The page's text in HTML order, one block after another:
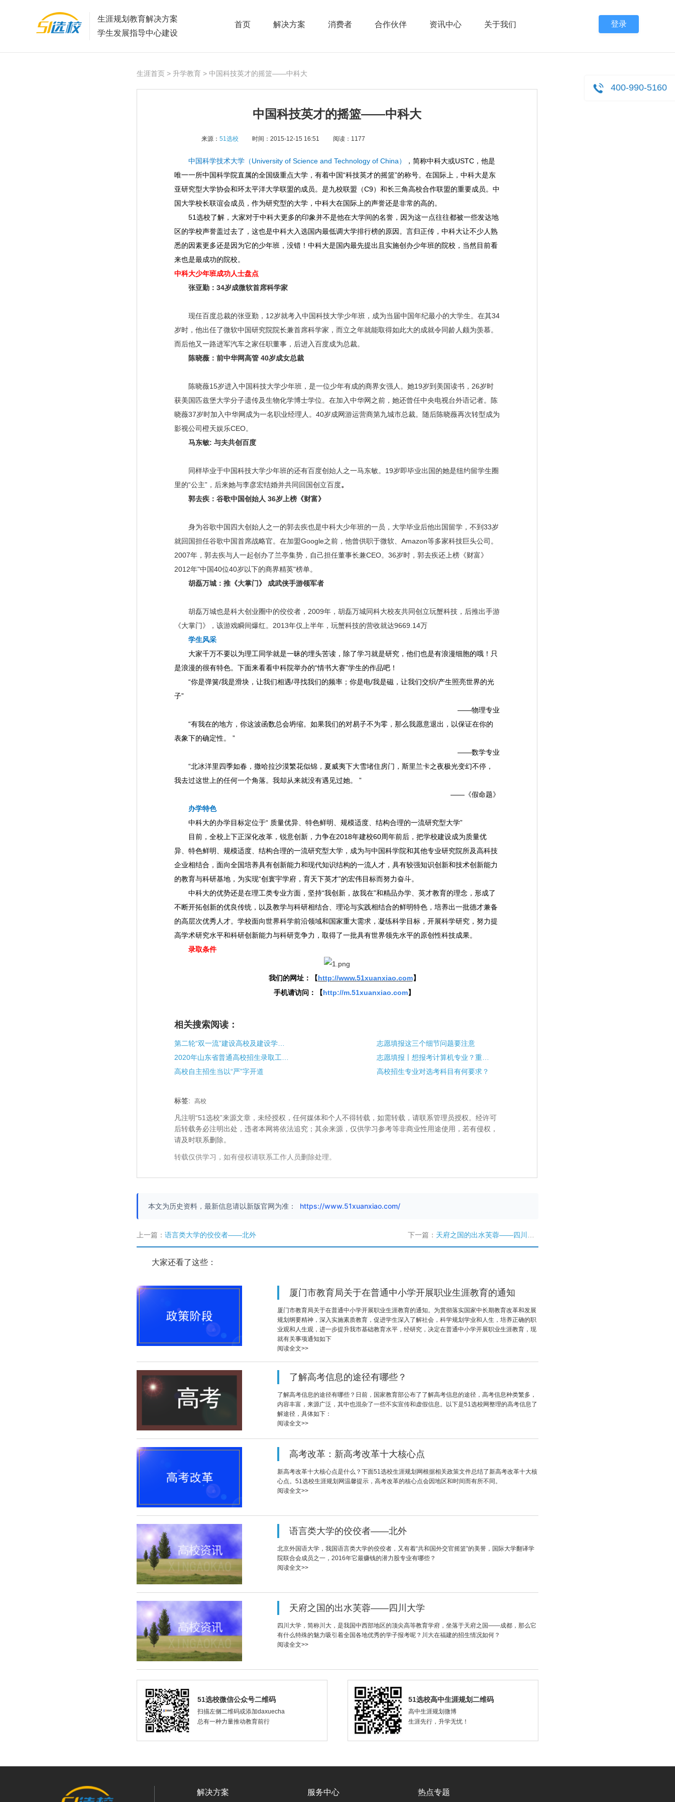
400-990-5160
生涯规划教育解决方案
学生发展指导中心建设
登录
首页 解决方案 消费者 合作伙伴 资讯中心 关于我们
生涯首页 > 升学教育 > 中国科技英才的摇篮——中科大
中国科技英才的摇篮——中科大
来源： 51选校 时间：2015-12-15 16:51 阅读：1177
中国科学技术大学（University of Science and Technology of China）
，简称中科大或USTC，他是
唯一一所中国科学院直属的全国级重点大学，有着中国“科技英才的摇篮”的称号。在国际上，中科大是东
亚研究型大学协会和环太平洋大学联盟的成员。是九校联盟（C9）和长三角高校合作联盟的重要成员。中
国大学校长联谊会成员，作为研究型的大学，中科大在国际上的声誉还是非常的高的。
51选校了解，大家对于中科大更多的印象并不是他在大学间的名誉，因为这一点往往都被一些发达地
区的学校声誉盖过去了，这也是中科大入选国内最低调大学排行榜的原因。言归正传，中科大让不少人熟
悉的因素更多还是因为它的少年班，没错！中科大是国内最先提出且实施创办少年班的院校，当然目前看
来也是最成功的院校。
中科大少年班成功人士盘点
张亚勤：34岁成微软首席科学家
现任百度总裁的张亚勤，12岁就考入中国科技大学少年班，成为当届中国年纪最小的大学生。在其34
岁时，他出任了微软中国研究院院长兼首席科学家，而立之年就能取得如此大的成就令同龄人颇为羡慕。
而后他又一路进军汽车之家任职董事，后进入百度成为总裁。
陈晓薇：前中华网高管 40岁成女总裁
陈晓薇15岁进入中国科技大学少年班，是一位少年有成的商界女强人。她19岁到美国读书，26岁时
获美国匹兹堡大学分子遗传及生物化学博士学位。在加入中华网之前，她还曾任中央电视台外语记者。陈
晓薇37岁时加入中华网成为一名职业经理人。40岁成网游运营商第九城市总裁。随后陈晓薇再次转型成为
影视公司橙天娱乐CEO。
马东敏: 与夫共创百度
同样毕业于中国科技大学少年班的还有百度创始人之一马东敏。19岁即毕业出国的她是纽约留学生圈
里的“公主”，后来她与李彦宏结婚并共同回国创立百度。
郭去疾：谷歌中国创始人 36岁上榜《财富》
身为谷歌中国四大创始人之一的郭去疾也是中科大少年班的一员，大学毕业后他出国留学，不到33岁
就回国担任谷歌中国首席战略官。在加盟Google之前，他曾供职于微软、Amazon等多家科技巨头公司。
2007年，郭去疾与人一起创办了兰亭集势，自己担任董事长兼CEO。36岁时，郭去疾还上榜《财富》
2012年"中国40位40岁以下的商界精英"榜单。
胡磊万城：推《大掌门》 成武侠手游领军者
胡磊万城也是科大创业圈中的佼佼者，2009年，胡磊万城同科大校友共同创立玩蟹科技，后推出手游
《大掌门》，该游戏瞬间爆红。2013年仅上半年，玩蟹科技的营收就达9669.14万
学生风采
大家千万不要以为理工同学就是一昧的埋头苦读，除了学习就是研究，他们也是有浪漫细胞的哦！只
是浪漫的很有特色。下面来看看中科院举办的“情书大赛”学生的作品吧！
“你是弹簧/我是滑块，让我们相遇/寻找我们的频率；你是电/我是磁，让我们交织/产生照亮世界的光
子”
——物理专业
“有我在的地方，你这波函数总会坍缩。如果我们的对易子不为零，那么我愿意退出，以保证在你的
表象下的确定性。 ”
——数学专业
“北冰洋里四季如春，撒哈拉沙漠繁花似锦，夏威夷下大雪堵住房门，斯里兰卡之夜极光变幻不停，
我去过这世上的任何一个角落。我却从来就没有遇见过她。 ”
——《假命题》
办学特色
中科大的办学目标定位于“ 质量优异、特色鲜明、规模适度、结构合理的一流研究型大学”
目前，全校上下正深化改革，锐意创新，力争在2018年建校60周年前后，把学校建设成为质量优
异、特色鲜明、规模适度、结构合理的一流研究型大学，成为与中国科学院和其他专业研究院所及高科技
企业相结合，面向全国培养具有创新能力和现代知识结构的一流人才，具有较强知识创新和技术创新能力
的教育与科研基地，为实现“创寰宇学府，育天下英才”的宏伟目标而努力奋斗。
中科大的优势还是在理工类专业方面，坚持“我创新，故我在”和精品办学、英才教育的理念，形成了
不断开拓创新的优良传统，以及教学与科研相结合、理论与实践相结合的鲜明特色，培养出一批德才兼备
的高层次优秀人才。学校面向世界科学前沿领域和国家重大需求，凝练科学目标，开展科学研究，努力提
高学术研究水平和科研创新能力与科研竞争力，取得了一批具有世界领先水平的原创性科技成果。
录取条件
我们的网址： 【http://www.51xuanxiao.com】
手机请访问：【http://m.51xuanxiao.com】
相关搜索阅读：
志愿填报这三个细节问题要注意
高校自主招生当以“严”字开道
高校招生专业对选考科目有何要求？
标签: 高校
凡注明“51选校”来源文章，未经授权，任何媒体和个人不得转载，如需转载，请联系管理员授权。经许可
后转载务必注明出处，违者本网将依法追究；其余来源，仅供学习参考等非商业性用途使用，若有侵权，
请及时联系删除。
转载仅供学习，如有侵权请联系工作人员删除处理。
本文为历史资料，最新信息请以新版官网为准： https://www.51xuanxiao.com/
上一篇： 语言类大学的佼佼者——北外 下一篇： 天府之国的出水芙蓉——四川大学
大家还看了这些：
厦门市教育局关于在普通中小学开展职业生涯教育的通知
厦门市教育局关于在普通中小学开展职业生涯教育的通知。为贯彻落实国家中长期教育改革和发展
规划纲要精神，深入实施素质教育，促进学生深入了解社会，科学规划学业和人生，培养正确的职
业观和人生观，进一步提升我市基础教育水平，经研究，决定在普通中小学开展职业生涯教育，现
就有关事项通知如下
阅读全文>>
了解高考信息的途径有哪些？
了解高考信息的途径有哪些？日前，国家教育部公布了了解高考信息的途径，高考信息种类繁多，
内容丰富，来源广泛，其中也混杂了一些不实宣传和虚假信息。以下是51选校网整理的高考信息了
解途径，具体如下：
阅读全文>>
高考改革：新高考改革十大核心点
新高考改革十大核心点是什么？下面51选校生涯规划网根据相关政策文件总结了新高考改革十大核
心点。51选校生涯规划网温馨提示，高考改革的核心点会因地区和时间而有所不同。
阅读全文>>
语言类大学的佼佼者——北外
北京外国语大学，我国语言类大学的佼佼者，又有着“共和国外交官摇篮”的美誉，国际大学翻译学
院联合会成员之一，2016年它最赚钱的潜力股专业有哪些？
阅读全文>>
天府之国的出水芙蓉——四川大学
四川大学，简称川大，是我国中西部地区的顶尖高等教育学府，坐落于天府之国——成都，那么它
有什么特殊的魅力吸引着全国各地优秀的学子报考呢？川大在福建的招生情况如何？
阅读全文>>
51选校微信公众号二维码
扫描左侧二维码或添加daxuecha
总有一种力量推动教育前行
51选校高中生涯规划二维码
高中生涯规划微博
生涯先行，升学无忧！
解决方案 服务中心 热点专题